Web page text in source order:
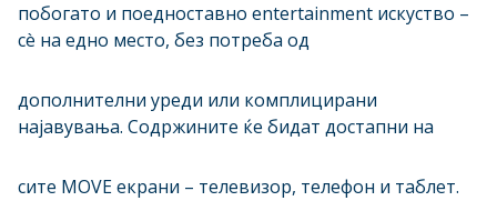
побогато и поедноставно entertainment искуство –
сè на едно место, без потреба од
дополнителни уреди или комплицирани
најавувања. Содржините ќе бидат достапни на
сите MOVE екрани – телевизор, телефон и таблет.